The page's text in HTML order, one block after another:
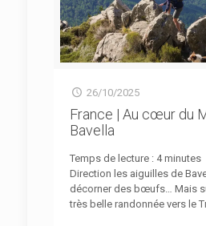
26/10/2025
France | Au cœur du
Bavella
Temps de lecture : 4 minutes
Direction les aiguilles de
décorner des bœufs… Mais
très belle randonnée vers le